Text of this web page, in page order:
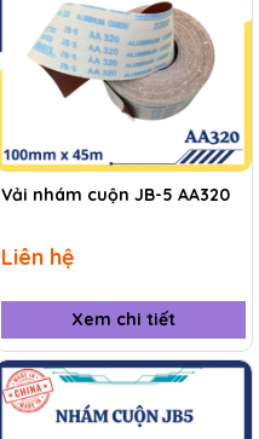
Vải nhám cuộn JB-5 AA320
Liên hệ
Xem chi tiết